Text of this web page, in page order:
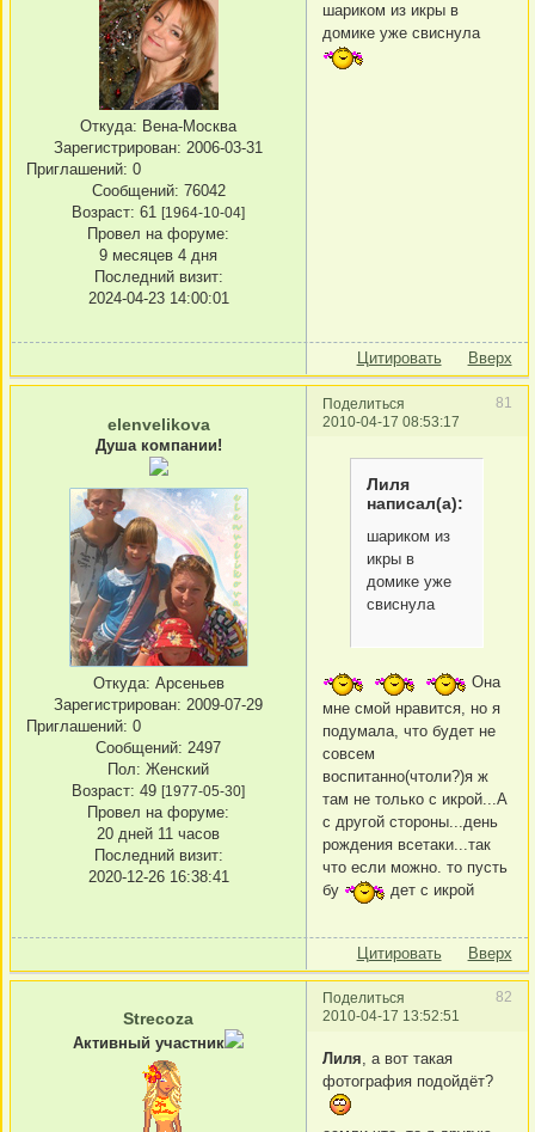
Откуда: Вена-Москва
Зарегистрирован: 2006-03-31
Приглашений: 0
Сообщений: 76042
Возраст: 61 [1964-10-04]
Провел на форуме:
9 месяцев 4 дня
Последний визит:
2024-04-23 14:00:01
шариком из икры в
домике уже свиснула
Цитировать Вверх
Поделиться
81
2010-04-17 08:53:17
elenvelikova
Душа компании!
Откуда: Арсеньев
Зарегистрирован: 2009-07-29
Приглашений: 0
Сообщений: 2497
Пол: Женский
Возраст: 49 [1977-05-30]
Провел на форуме:
20 дней 11 часов
Последний визит:
2020-12-26 16:38:41
Лиля
написал(а):
шариком из
икры в
домике уже
свиснула
Она
мне смой нравится, но я
подумала, что будет не
совсем
воспитанно(чтоли?)я ж
там не только с икрой...А
с другой стороны...день
рождения всетаки...так
что если можно. то пусть
бу
дет с икрой
Цитировать Вверх
Поделиться
82
2010-04-17 13:52:51
Strecoza
Активный участник
Лиля , а вот такая
фотография подойдёт?